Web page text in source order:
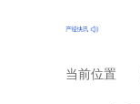
当前位置